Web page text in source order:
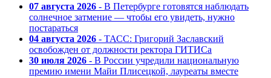
07 августа 2026 - В Петербурге готовятся наблюдать
солнечное затмение — чтобы его увидеть, нужно
постараться
04 августа 2026 - ТАСС: Григорий Заславский
освобожден от должности ректора ГИТИСа
30 июля 2026 - В России учредили национальную
премию имени Майи Плисецкой, лауреаты вместе